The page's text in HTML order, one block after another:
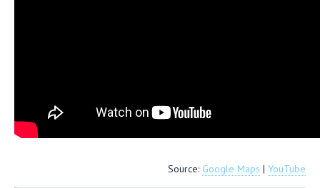
Source: Google Maps | YouTube